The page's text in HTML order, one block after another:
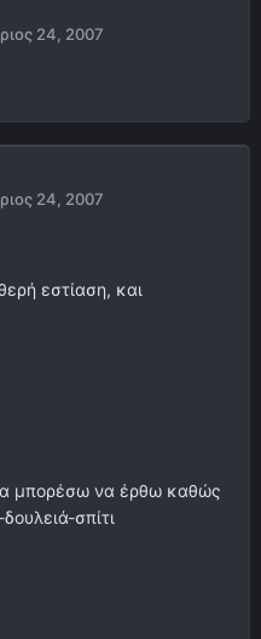
24, 2007
24, 2007
εστίαση, και
μπορέσω να έρθω καθώς
σπίτι